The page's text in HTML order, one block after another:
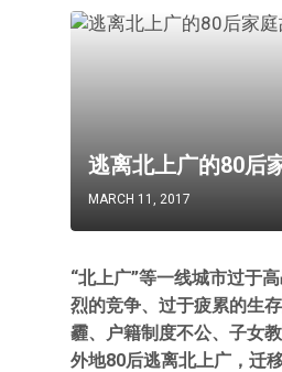
逃离北上广的80后
MARCH 11, 2017
“北上广”等一线城市过于
烈的竞争、过于疲累的生
霾、户籍制度不公、子女
外地80后逃离北上广，迁